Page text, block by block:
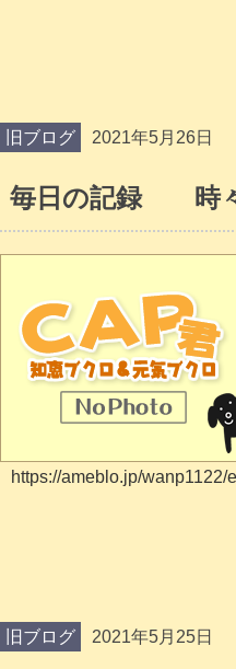
旧ブログ 2021年5月26日
毎日の記録 時
https://ameblo.jp/wanp1122/
旧ブログ 2021年5月25日